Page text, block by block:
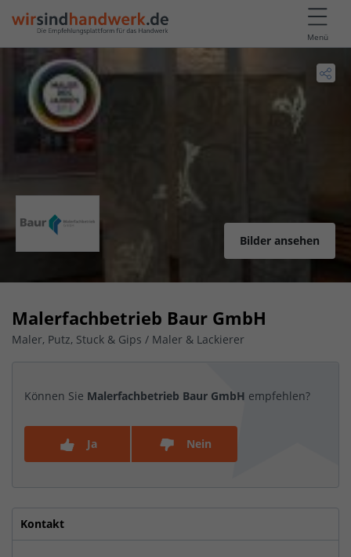
Menü
Bilder ansehen
Malerfachbetrieb Baur GmbH
Maler, Putz, Stuck & Gips / Maler & Lackierer
Können Sie Malerfachbetrieb Baur GmbH empfehlen?
Ja Nein
Kontakt